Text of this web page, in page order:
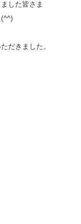
した皆さま
だきました。